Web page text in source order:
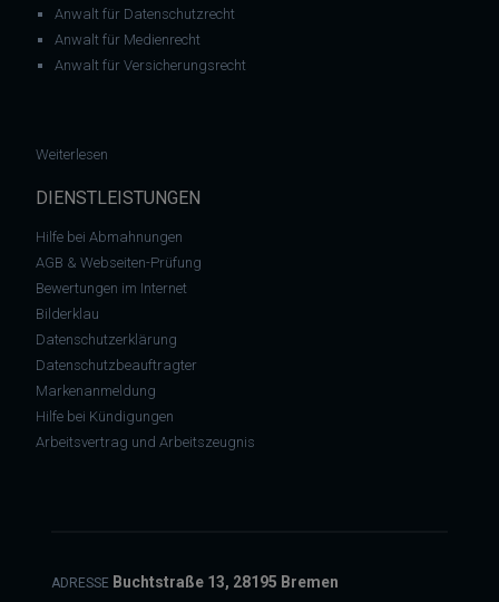
Anwalt für Datenschutzrecht
Anwalt für Medienrecht
Anwalt für Versicherungsrecht
Weiterlesen
DIENSTLEISTUNGEN
Hilfe bei Abmahnungen
AGB & Webseiten-Prüfung
Bewertungen im Internet
Bilderklau
Datenschutzerklärung
Datenschutzbeauftragter
Markenanmeldung
Hilfe bei Kündigungen
Arbeitsvertrag und Arbeitszeugnis
ADRESSE Buchtstraße 13, 28195 Bremen